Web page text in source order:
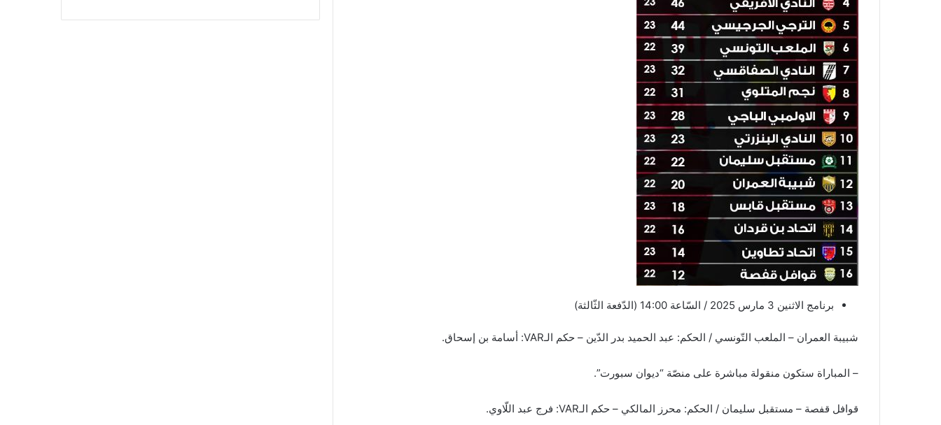
برنامج الاثنين 3 مارس 2025 / السّاعة 14:00 (الدّفعة الثّالثة)
شبيبة العمران – الملعب التّونسي / الحكم: عبد الحميد بدر الدّين – حكم الـVAR: أسامة بن إسحاق.
– المباراة ستكون منقولة مباشرة على منصّة “ديوان سبورت”.
قوافل قفصة – مستقبل سليمان / الحكم: محرز المالكي – حكم الـVAR: فرج عبد اللّاوي.